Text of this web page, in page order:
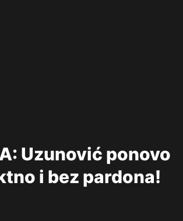
Uzunović ponovo
i bez pardona!